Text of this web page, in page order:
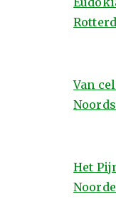
Van
Het